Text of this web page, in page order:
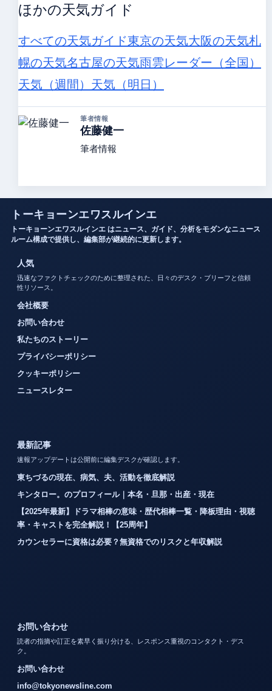
ほかの天気ガイド
すべての天気ガイド東京の天気大阪の天気札
幌の天気名古屋の天気雨雲レーダー（全国）
天気（週間） 天気（明日）
筆者情報
佐藤健一
筆者情報
トーキョーンエワスルインエ
トーキョーンエワスルインエ はニュース、ガイド、分析をモダンなニュース
ルーム構成で提供し、編集部が継続的に更新します。
人気
迅速なファクトチェックのために整理された、日々のデスク・ブリーフと信頼
性リソース。
会社概要
お問い合わせ
私たちのストーリー
プライバシーポリシー
クッキーポリシー
ニュースレター
最新記事
速報アップデートは公開前に編集デスクが確認します。
東ちづるの現在、病気、夫、活動を徹底解説
キンタロー。のプロフィール｜本名・旦那・出産・現在
【2025年最新】ドラマ相棒の意味・歴代相棒一覧・降板理由・視聴
率・キャストを完全解説！【25周年】
カウンセラーに資格は必要？無資格でのリスクと年収解説
お問い合わせ
読者の指摘や訂正を素早く振り分ける、レスポンス重視のコンタクト・デス
ク。
お問い合わせ
info@tokyonewsline.com